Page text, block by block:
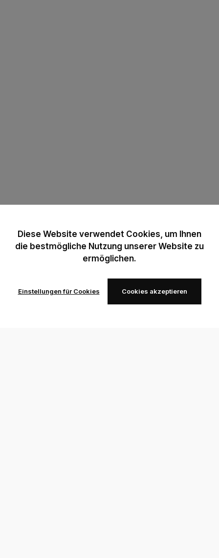
Diese Website verwendet Cookies, um Ihnen
die bestmögliche Nutzung unserer Website zu
ermöglichen.
Einstellungen für Cookies Cookies akzeptieren